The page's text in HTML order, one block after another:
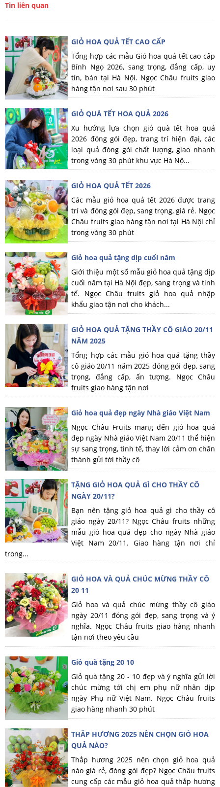
Tin liên quan
GIỎ HOA QUẢ TẾT CAO CẤP
Tổng hợp các mẫu Giỏ hoa quả tết cao cấp
Bính Ngọ 2026, sang trọng, đẳng cấp, uy
tín, bán tại Hà Nội. Ngọc Châu fruits giao
hàng tận nơi sau 30 phút
GIỎ QUÀ TẾT HOA QUẢ 2026
Xu hướng lựa chọn giỏ quà tết hoa quả
2026 đóng gói đẹp, trang trí hiện đại, các
loại quả đóng gói chất lượng, giao nhanh
trong vòng 30 phút khu vực Hà Nộ...
GIỎ HOA QUẢ TẾT 2026
Các mẫu giỏ hoa quả tết 2026 được trang
trí và đóng gói đẹp, sang trọng, giá rẻ. Ngọc
Châu fruits giao hàng tận nơi tại Hà Nội chỉ
trong vòng 30 phút
Giỏ hoa quả tặng dịp cuối năm
Giới thiệu một số mẫu giỏ hoa quả tặng dịp
cuối năm tại Hà Nội đẹp, sang trọng và tinh
tế. Ngọc Châu fruits giỏ hoa quả nhập
khẩu giao tận nơi cho khách...
GIỎ HOA QUẢ TẶNG THẦY CÔ GIÁO 20/11
NĂM 2025
Tổng hợp các mẫu giỏ hoa quả tặng thầy
cô giáo 20/11 năm 2025 đóng gói đẹp, sang
trọng, đẳng cấp, ấn tượng. Ngọc Châu
fruits giao hàng tận nơi
Giỏ hoa quả đẹp ngày Nhà giáo Việt Nam
Ngọc Châu Fruits mang đến giỏ hoa quả
đẹp ngày Nhà giáo Việt Nam 20/11 thể hiện
sự sang trọng, tinh tế, thay lời cảm ơn chân
thành gửi tới thầy cô
TẶNG GIỎ HOA QUẢ GÌ CHO THẦY CÔ
NGÀY 20/11?
Bạn nên tặng giỏ hoa quả gì cho thầy cô
giáo ngày 20/11? Ngọc Châu fruits những
mẫu giỏ hoa quả đẹp cho ngày Nhà giáo
Việt Nam 20/11. Giao hàng tận nơi chỉ
trong...
GIỎ HOA VÀ QUẢ CHÚC MỪNG THẦY CÔ
20 11
Giỏ hoa và quả chúc mừng thầy cô giáo
ngày 20/11 đóng gói đẹp, sang trọng và ý
nghĩa. Ngọc Châu fruits giao hàng nhanh
tận nơi theo yêu cầu
Giỏ quà tặng 20 10
Giỏ quà tặng 20 - 10 đẹp và ý nghĩa gửi lời
chúc mừng tới chị em phụ nữ nhân dịp
ngày Phụ nữ Việt Nam. Ngọc Châu fruits
giao hàng nhanh 30 phút
THẮP HƯƠNG 2025 NÊN CHỌN GIỎ HOA
QUẢ NÀO?
Thắp hương 2025 nên chọn giỏ hoa quả
nào giá rẻ, đóng gói đẹp? Ngọc Châu fruits
cung cấp các mẫu giỏ hoa quả thắp hương